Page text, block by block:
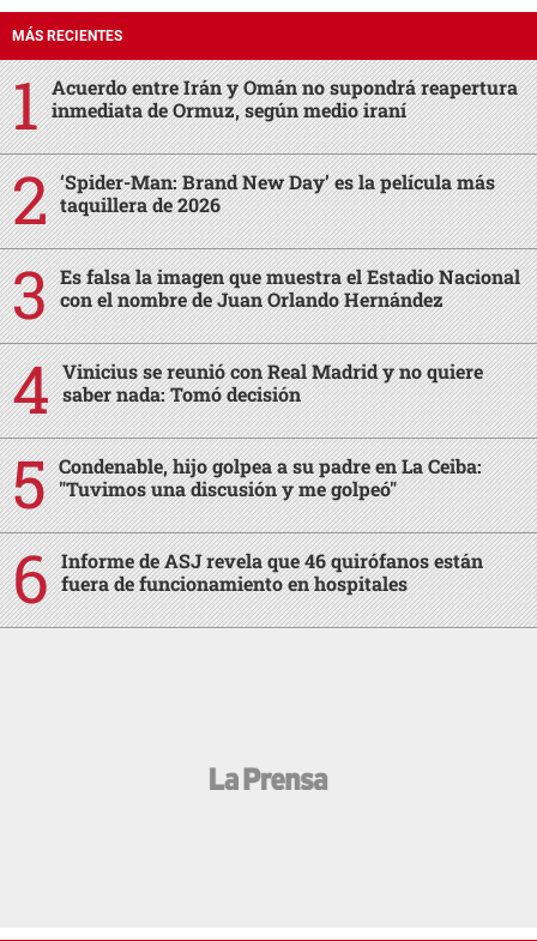
MÁS RECIENTES
Acuerdo entre Irán y Omán no supondrá reapertura
inmediata de Ormuz, según medio iraní
‘Spider-Man: Brand New Day’ es la película más
taquillera de 2026
Es falsa la imagen que muestra el Estadio Nacional
con el nombre de Juan Orlando Hernández
Vinicius se reunió con Real Madrid y no quiere
saber nada: Tomó decisión
Condenable, hijo golpea a su padre en La Ceiba:
"Tuvimos una discusión y me golpeó"
Informe de ASJ revela que 46 quirófanos están
fuera de funcionamiento en hospitales